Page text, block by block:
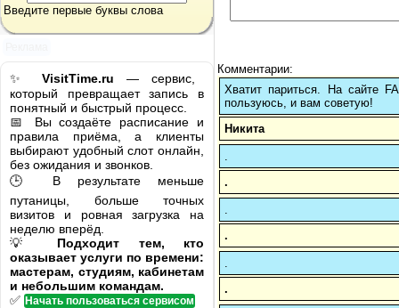
Введите первые буквы слова
✨ VisitTime.ru — сервис,
который превращает запись в
понятный и быстрый процесс.
📅 Вы создаёте расписание и
правила приёма, а клиенты
выбирают удобный слот онлайн,
без ожидания и звонков.
🕒 В результате меньше
путаницы, больше точных
визитов и ровная загрузка на
неделю вперёд.
💡 Подходит тем, кто
оказывает услуги по времени:
мастерам, студиям, кабинетам
и небольшим командам.
✅ Начать пользоваться сервисом
Комментарии:
Хватит париться. На сайте
пользуюсь, и вам советую!
Никита
.
.
.